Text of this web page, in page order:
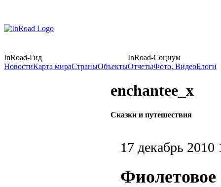
InRoad-Гид
InRoad-Социум
НовостиКарта мираСтраныОбъектыОтчетыФото, ВидеоБлоги
enchantee_x
Сказки и путешествия
17 декабрь 2010
Фиолетовое